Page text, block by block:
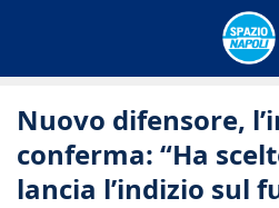
Nuovo difensore,
conferma: “Ha
lancia l’indizio sul